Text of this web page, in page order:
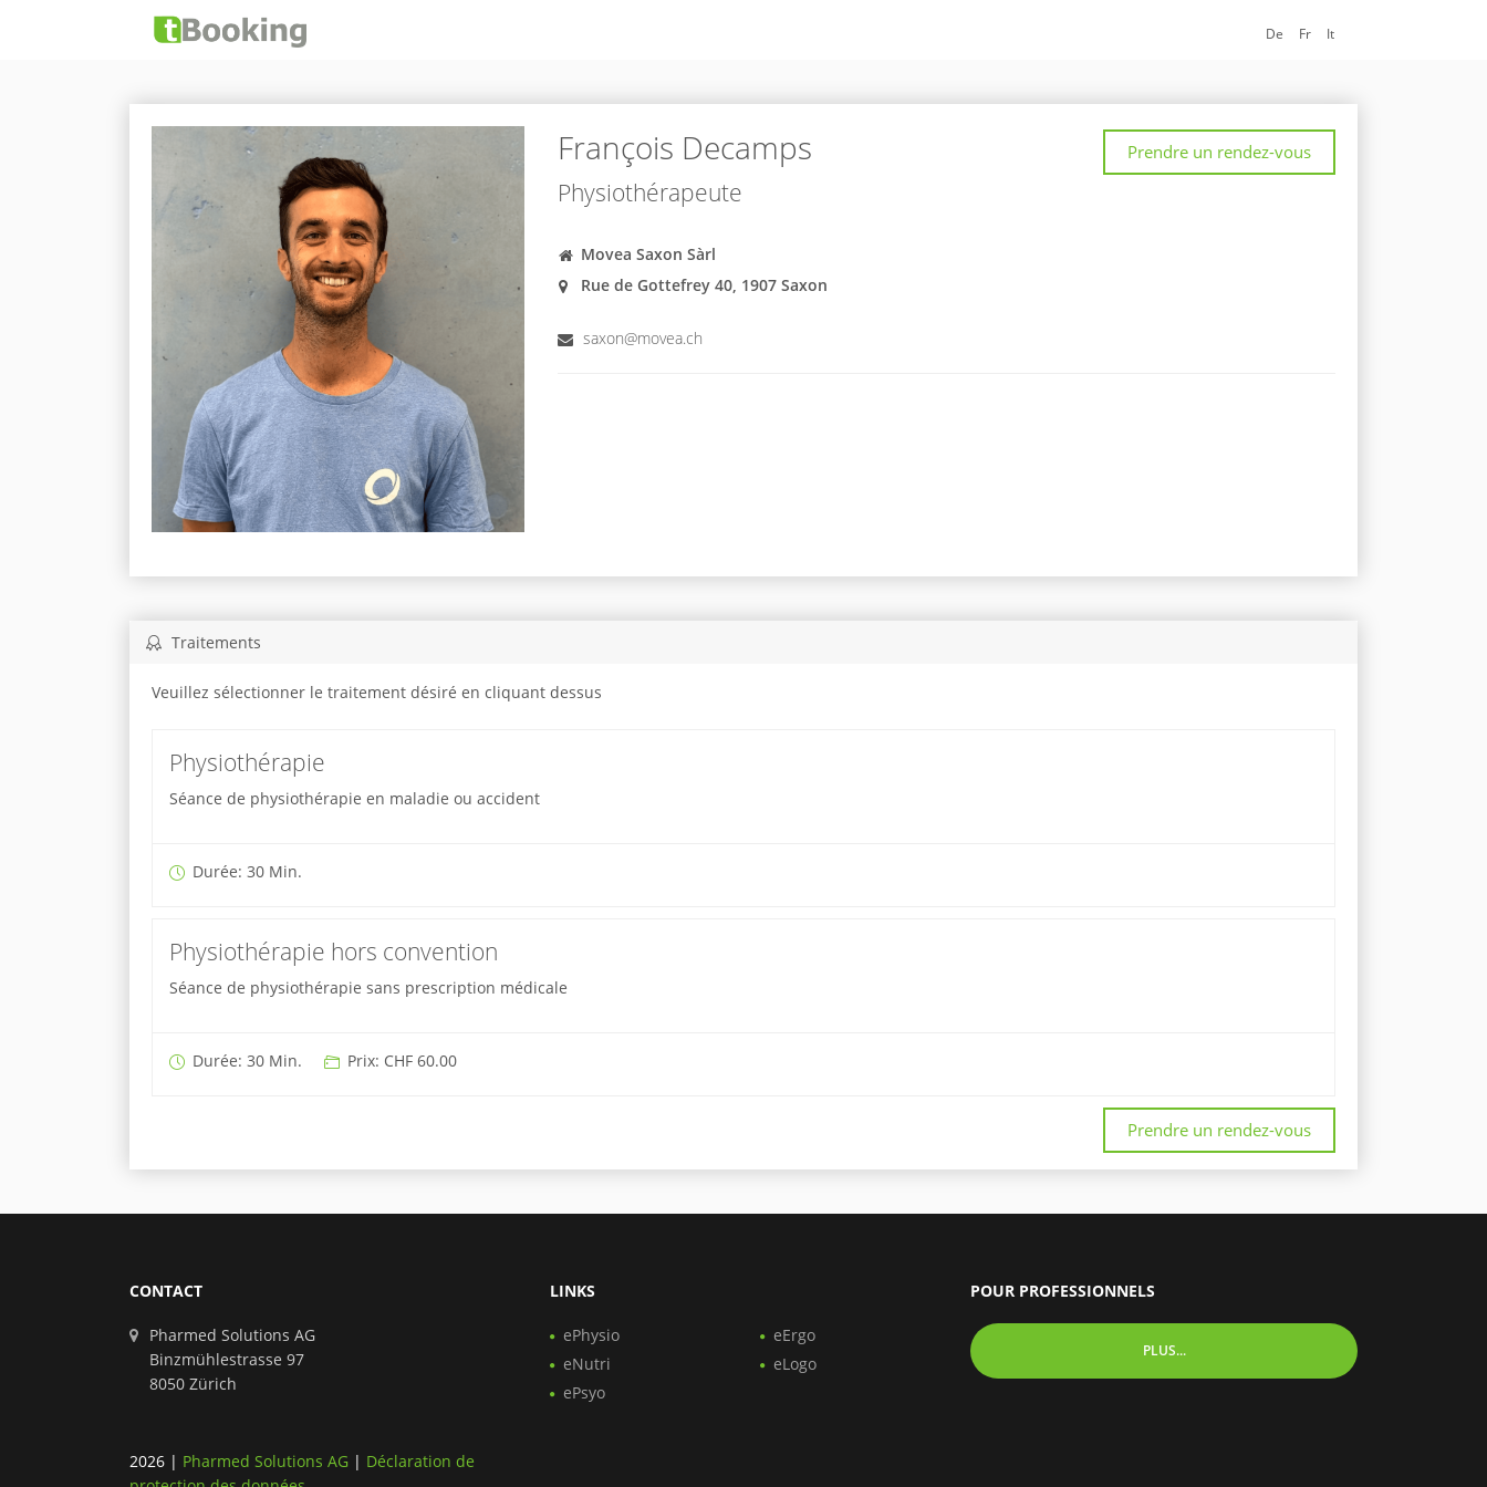
De Fr It
François Decamps Prendre un rendez-vous
Physiothérapeute
Movea Saxon Sàrl
Rue de Gottefrey 40, 1907 Saxon
saxon@movea.ch
Traitements
Veuillez sélectionner le traitement désiré en cliquant dessus
Physiothérapie
Séance de physiothérapie en maladie ou accident
Durée: 30 Min.
Physiothérapie hors convention
Séance de physiothérapie sans prescription médicale
Durée: 30 Min. Prix: CHF 60.00
Prendre un rendez-vous
CONTACT
Pharmed Solutions AG
Binzmühlestrasse 97
8050 Zürich
LINKS
ePhysio
eNutri
ePsyo
eErgo
eLogo
POUR PROFESSIONNELS
PLUS...
2026 | Pharmed Solutions AG | Déclaration de